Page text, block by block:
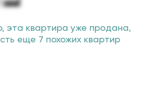
эта квартира уже продана,
еще 7 похожих квартир